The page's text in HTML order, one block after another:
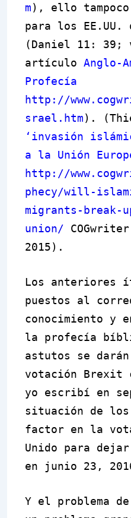
m), ello
para los EE.UU.
(Daniel 11: 39;
artículo Anglo-
Profecía
http://
srael.htm).
‘invasión
a la Unión
http://
phecy/will-
migrants-break-
union/
2015).
Los anteriores í
puestos al
conocimiento y
la profecía
astutos se
votación Brexit
yo escribí en
situación de los
factor en la
Unido para
en junio 23,
Y el problema